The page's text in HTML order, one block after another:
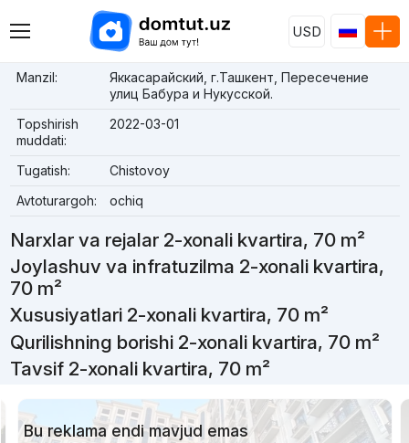
USD
Manzil:
Яккасарайский, г.Ташкент, Пересечение
улиц Бабура и Нукусской.
Topshirish
muddati:
2022-03-01
Tugatish:
Chistovoy
Avtoturargoh:
ochiq
Narxlar va rejalar 2-xonali kvartira, 70 m²
Joylashuv va infratuzilma 2-xonali kvartira,
70 m²
Xususiyatlari 2-xonali kvartira, 70 m²
Qurilishning borishi 2-xonali kvartira, 70 m²
Tavsif 2-xonali kvartira, 70 m²
Bu reklama endi mavjud emas